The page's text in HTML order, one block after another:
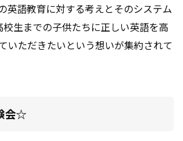
英語教育に対する考えとそのシステム
生までの子供たちに正しい英語を高
いただきたいという想いが集約されて
会☆